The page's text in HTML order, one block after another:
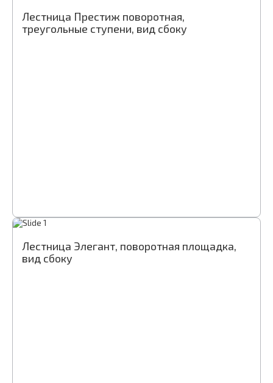
Лестница Престиж поворотная,
треугольные ступени, вид сбоку
Лестница Элегант, поворотная площадка,
вид сбоку